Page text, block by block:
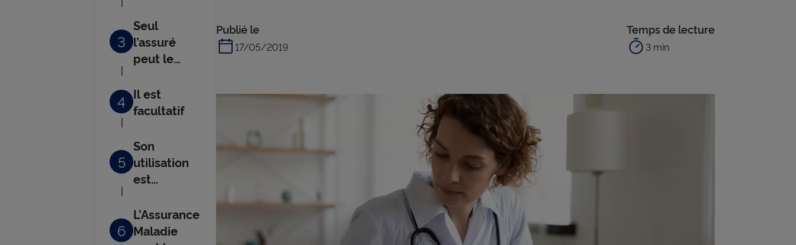
3
Seul
l’assuré
peut le
4 Il est
facultatif
5
Son
utilisation
est
6
L’Assurance
Maladie
Publié le
17/05/2019
Temps de lecture
3 min